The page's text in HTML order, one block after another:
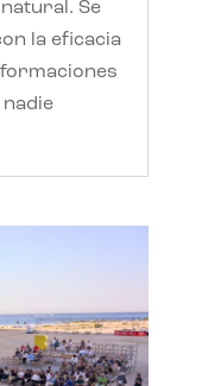
Se
la eficacia